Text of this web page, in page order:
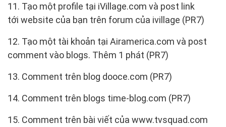
11. Tạo một profile tại iVillage.com và post link
tới website của bạn trên forum của ivillage (PR7)
12. Tạo một tài khoản tại Airamerica.com và post
comment vào blogs. Thêm 1 phát (PR7)
13. Comment trên blog dooce.com (PR7)
14. Comment trên blogs time-blog.com (PR7)
15. Comment trên bài viết của www.tvsquad.com